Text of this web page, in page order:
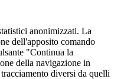
anonimizzati. La
dell'apposito comando
"Continua la
della navigazione in
diversi da quelli